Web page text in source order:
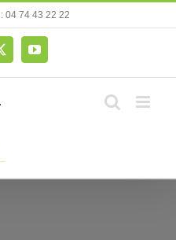
04 74 43 22 22
YouTube